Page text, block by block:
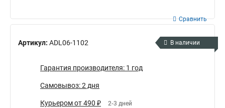
Артикул: ADL06-1102
Сравнить
В наличии
Гарантия производителя: 1 год
Самовывоз: 2 дня
Курьером от 490 ₽ 2-3 дней